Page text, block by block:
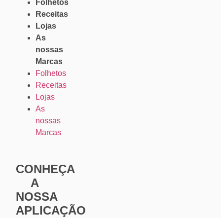
Folhetos
Receitas
Lojas
As
nossas
Marcas
Folhetos
Receitas
Lojas
As
nossas
Marcas
CONHEÇA
A
NOSSA
APLICAÇÃO